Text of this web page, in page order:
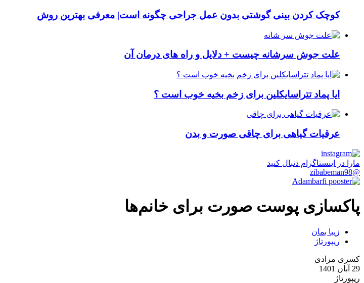
کوچک کردن بینی گوشتی بدون عمل جراحی چگونه است| معرفی بهترین روش
علت جوش سرشانه چیست + دلایل و راه های درمان آن
ایا پماد تتراسایکلین برای زخم بخیه خوب است ؟
عرقیات گیاهی برای چاقی صورت و بدن
مارا در اینستاگرام دنبال کنید
@zibabeman98
پاکسازی پوست صورت برای خانم‌ها
زیبا بمان
ریپورتاژ
کسری مرادی
29 آبان 1401
ریپورتاژ